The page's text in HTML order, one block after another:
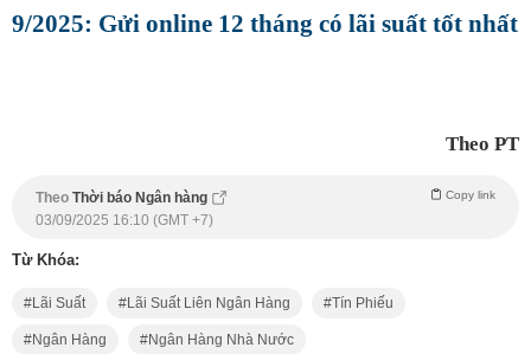
9/2025: Gửi online 12 tháng có lãi suất tốt nhất
Theo PT
Theo Thời báo Ngân hàng Copy link
03/09/2025 16:10 (GMT +7)
Từ Khóa:
Lãi Suất Lãi Suất Liên Ngân Hàng Tín Phiếu
Ngân Hàng Ngân Hàng Nhà Nước